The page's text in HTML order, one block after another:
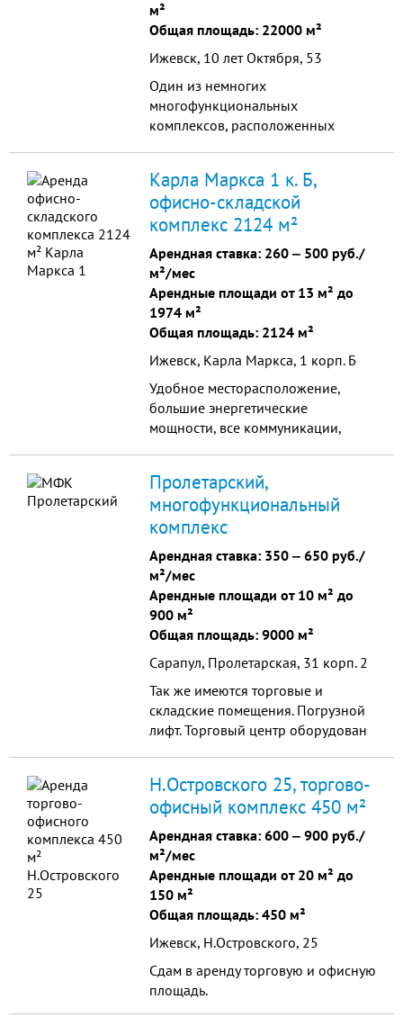
м²
Общая площадь: 22000 м²
Ижевск, 10 лет Октября, 53
Один из немногих
многофункциональных
комплексов, расположенных
исторического центра города.
Карла Маркса 1 к. Б,
офисно-складской
комплекс 2124 м²
Арендная ставка: 260 ‒ 500 руб./
м²/мес
Арендные площади от 13 м² до
1974 м²
Общая площадь: 2124 м²
Ижевск, Карла Маркса, 1 корп. Б
Удобное месторасположение,
большие энергетические
мощности, все коммуникации,
Пролетарский,
многофункциональный
комплекс
Арендная ставка: 350 ‒ 650 руб./
м²/мес
Арендные площади от 10 м² до
900 м²
Общая площадь: 9000 м²
Сарапул, Пролетарская, 31 корп. 2
Так же имеются торговые и
складские помещения. Погрузной
лифт. Торговый центр оборудован
Н.Островского 25, торгово-
офисный комплекс 450 м²
Арендная ставка: 600 ‒ 900 руб./
м²/мес
Арендные площади от 20 м² до
150 м²
Общая площадь: 450 м²
Ижевск, Н.Островского, 25
Сдам в аренду торговую и офисную
площадь.